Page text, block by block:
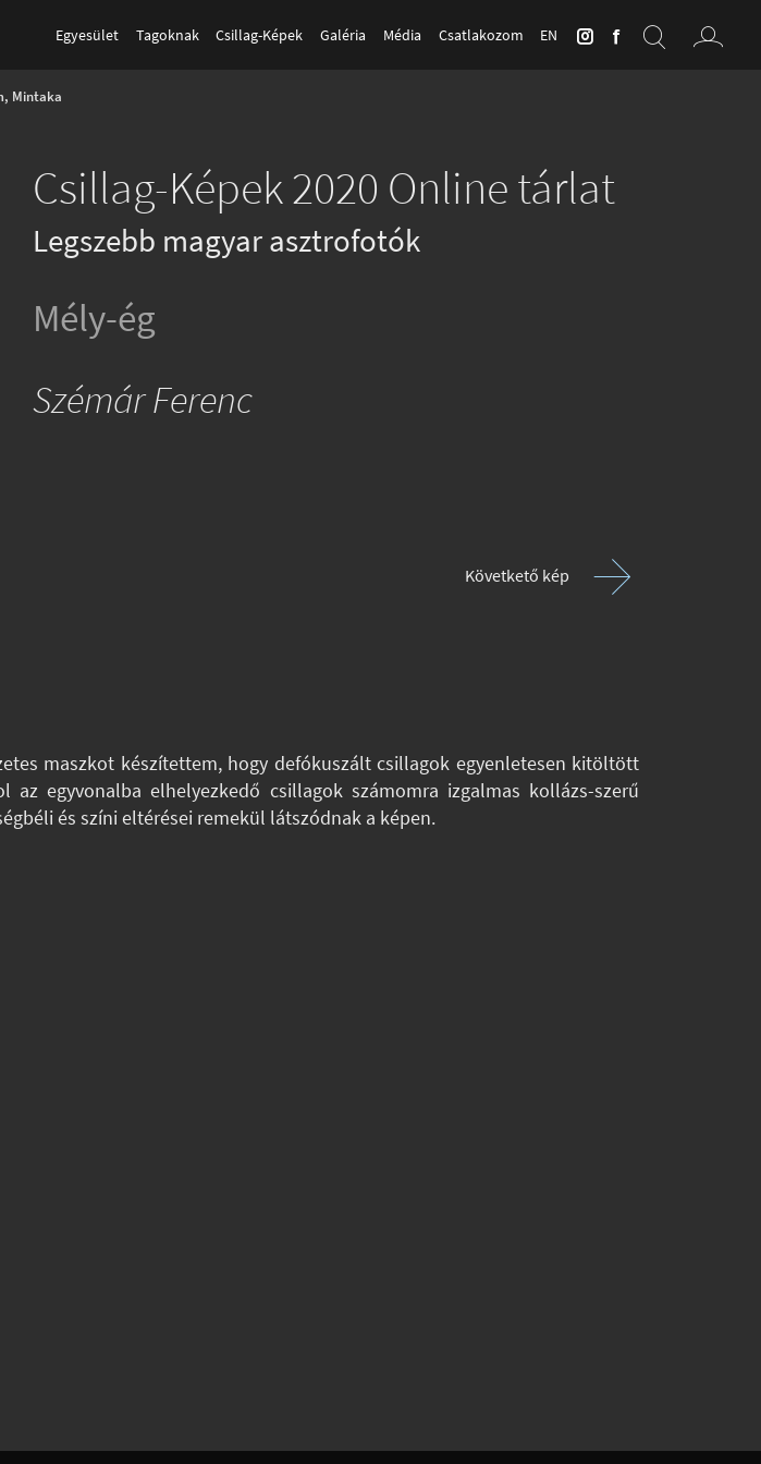
Egyesület Tagoknak Csillag-Képek Galéria Média Csatlakozom EN
Mintaka
Csillag-Képek 2020 Online tárlat
Legszebb magyar asztrofotók
Mély-ég
Szémár Ferenc
Követkető kép
maszkot készítettem, hogy defókuszált csillagok egyenletesen kitöltött
egyvonalba elhelyezkedő csillagok számomra izgalmas kollázs-szerű
és színi eltérései remekül látszódnak a képen.